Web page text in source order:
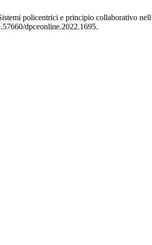
policentrici e principio collaborativo
dpceonline.2022.1695.